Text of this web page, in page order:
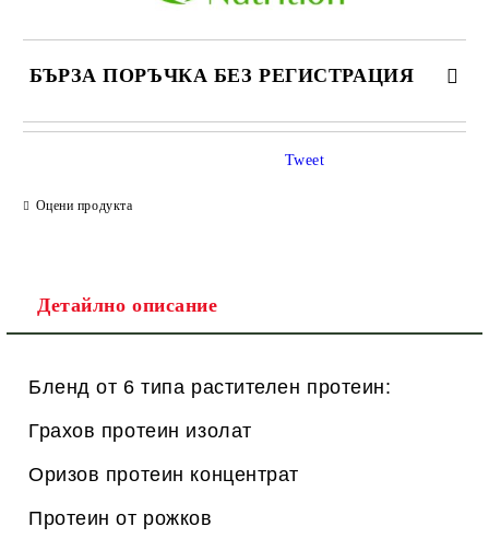
БЪРЗА ПОРЪЧКА БЕЗ РЕГИСТРАЦИЯ
САМО ПОПЪЛНЕТЕ 1 ПОЛЕ
Ние ще се свържем с вас в рамките на работния ден.
Оцени продукта
Tweet
Детайлно описание
Бленд от 6 типа растителен протеин:
Грахов протеин изолат
Оризов протеин концентрат
Протеин от рожков